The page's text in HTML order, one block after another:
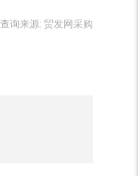
查询来源: 贸发网采购